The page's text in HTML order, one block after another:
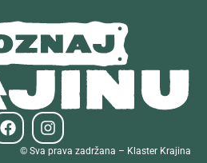
© Sva prava zadržana – Klaster Krajina